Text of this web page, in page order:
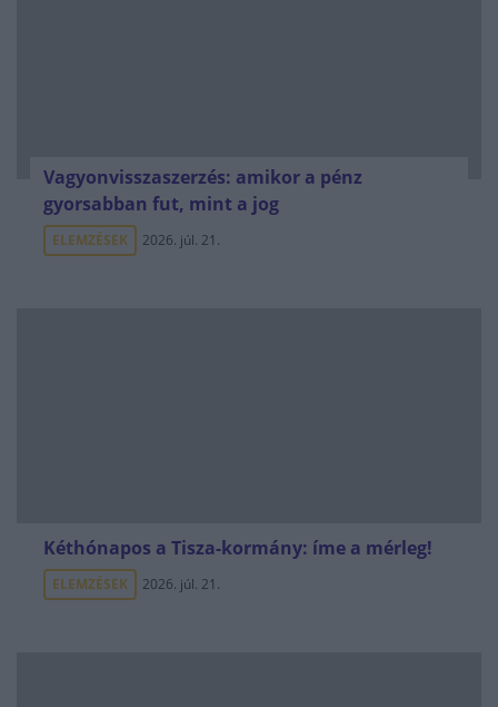
Vagyonvisszaszerzés: amikor a pénz
gyorsabban fut, mint a jog
ELEMZÉSEK 2026. júl. 21.
Kéthónapos a Tisza-kormány: íme a mérleg!
ELEMZÉSEK 2026. júl. 21.